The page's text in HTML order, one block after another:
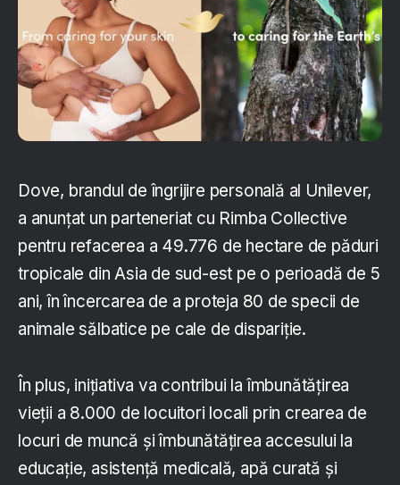
Dove, brandul de îngrijire personală al Unilever,
a anunțat un parteneriat cu Rimba Collective
pentru refacerea a 49.776 de hectare de păduri
tropicale din Asia de sud-est pe o perioadă de 5
ani, în încercarea de a proteja 80 de specii de
animale sălbatice pe cale de dispariție.
În plus, inițiativa va contribui la îmbunătățirea
vieții a 8.000 de locuitori locali prin crearea de
locuri de muncă și îmbunătățirea accesului la
educație, asistență medicală, apă curată și